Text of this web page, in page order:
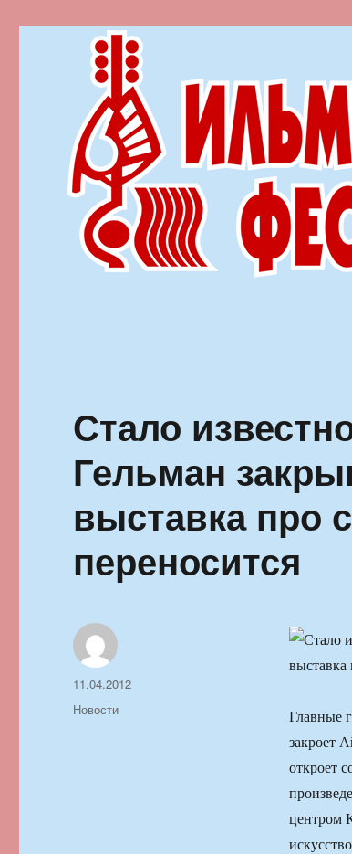
Стало
Гельман
выставка про
переносится
Главные
закроет
откроет
центром
Автор
Опубликовано
11.04.2012
Рубрики
Новости